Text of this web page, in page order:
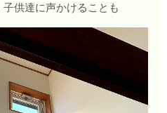
供達に声かけることも